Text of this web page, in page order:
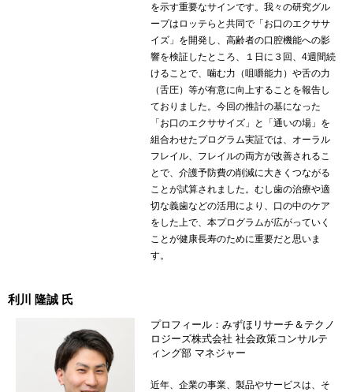
を示す重要なサインです。我々の研究グル
ープはロッテらと共同で「お口のエクササ
イズ」を開発し、高齢者の口腔機能への影
響を検証したところ、１日に３回、4週間続
けることで、噛む力（咀嚼能力）や舌の力
（舌圧）等が有意に向上することを報告し
ておりました。今回の推計の基になった
「お口のエクササイズ」と「通いの場」を
組合わせたプログラム実証では、オーラル
フレイル、フレイルの両方が改善されるこ
とで、介護予防費の削減に大きくつながる
ことが試算されました。むし歯の治療や適
切な義歯などの活用により、口の中のケア
をした上で、本プログラムが広がっていく
ことが健康長寿のために重要だと思いま
す。
利川 隆誠 氏
プロフィール：みずほリサーチ＆テクノ
ロジーズ株式会社 社会政策コンサルテ
ィング部 マネジャー
近年、企業の事業、製品やサービスは、そ